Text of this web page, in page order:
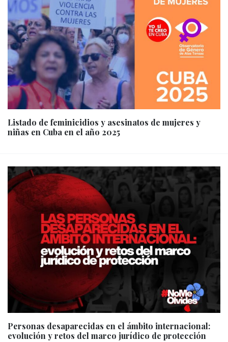
Listado de feminicidios y asesinatos de mujeres y
niñas en Cuba en el año 2025
Personas desaparecidas en el ámbito internacional:
evolución y retos del marco jurídico de protección